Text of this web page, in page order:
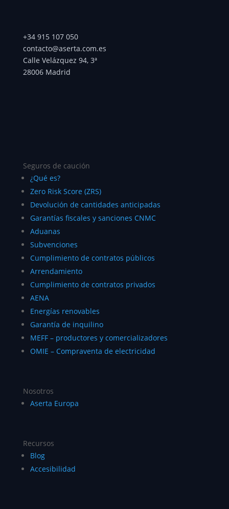
+34 915 107 050
contacto@aserta.com.es
Calle Velázquez 94, 3ª
28006 Madrid
Seguros de caución
¿Qué es?
Zero Risk Score (ZRS)
Devolución de cantidades anticipadas
Garantías fiscales y sanciones CNMC
Aduanas
Subvenciones
Cumplimiento de contratos públicos
Arrendamiento
Cumplimiento de contratos privados
AENA
Energías renovables
Garantía de inquilino
MEFF – productores y comercializadores
OMIE – Compraventa de electricidad
Nosotros
Aserta Europa
Recursos
Blog
Accesibilidad